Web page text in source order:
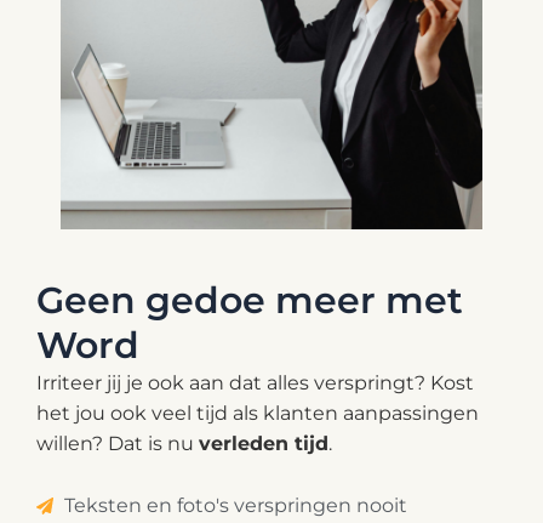
Geen gedoe meer met
Word
Irriteer jij je ook aan dat alles verspringt? Kost
het jou ook veel tijd als klanten aanpassingen
willen? Dat is nu verleden tijd.
Teksten en foto's verspringen nooit